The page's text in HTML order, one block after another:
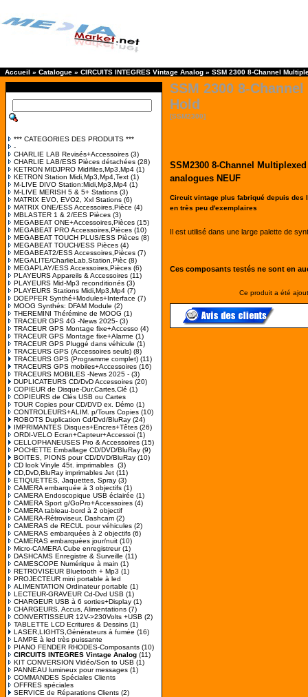
Accueil » Catalogue » CIRCUITS INTEGRES Vintage Analog » SSM 2300 8-Channel
*** CATEGORIES DES PRODUITS ***
-
CHARLIE LAB Revisés+Accessoires (3)
CHARLIE LAB/ESS Pièces détachées (28)
KETRON MIDJPRO Midifiles,Mp3,Mp4 (1)
KETRON Station Midi,Mp3,Mp4,Text (1)
M-LIVE DIVO Station:Midi,Mp3,Mp4 (1)
M-LIVE MERISH 5 & 5+ Stations (3)
MATRIX EVO, EVO2, Xxl Stations (6)
MATRIX ONE/ESS Accessoires,Pièce (4)
MBLASTER 1 & 2/EES Pièces (3)
MEGABEAT ONE+Accessoires,Pièces (15)
MEGABEAT PRO Accessoires,Pièces (10)
MEGABEAT TOUCH PLUS/ESS Pièces (8)
MEGABEAT TOUCH/ESS Pièces (4)
MEGABEAT2/ESS Accessoires,Pièces (7)
MEGALITE/CharlieLab,Station,Pièc (8)
MEGAPLAY/ESS Accessoires,Pièces (6)
PLAYEURS Appareils & Accessoires (11)
PLAYEURS Mid-Mp3 reconditionés (3)
PLAYEURS Stations Midi,Mp3,Mp4 (7)
DOEPFER Synthé+Modules+Interface (7)
MOOG Synthés: DFAM Module (2)
THEREMINI Thérémine de MOOG (1)
TRACEUR GPS 4G -News 2025- (3)
TRACEUR GPS Montage fixe+Accesso (4)
TRACEUR GPS Montage fixe+Alarme (1)
TRACEUR GPS Pluggé dans véhicule (1)
TRACEURS GPS (Accessoires seuls) (8)
TRACEURS GPS (Programme complet) (11)
TRACEURS GPS mobiles+Accessoires (16)
TRACEURS MOBILES -News 2025 - (3)
DUPLICATEURS CD/DvD Accessoires (20)
COPIEUR de Disque-Dur,Cartes,Clé (1)
COPIEURS de Clés USB ou Cartes
TOUR Copies pour CD/DVD ex. Démo (1)
CONTROLEURS+ALIM. p/Tours Copies (10)
ROBOTS Duplication Cd/Dvd/BluRay (24)
IMPRIMANTES Disques+Encres+Têtes (26)
ORDI-VELO Ecran+Capteur+Accessoi (1)
CELLOPHANEUSES Pro & Accessoires (15)
POCHETTE Emballage CD/DVD/BluRay (9)
BOITES, PIONS pour CD/DVD/BluRay (10)
CD look Vinyle 45t. imprimables (3)
CD,DvD,BluRay imprimables Jet (11)
ETIQUETTES, Jaquettes, Spray (3)
CAMERA embarquée à 3 objectifs (1)
CAMERA Endoscopique USB éclairée (1)
CAMERA Sport g/GoPro+Accessoires (4)
CAMERA tableau-bord à 2 objectif
CAMERA-Rétroviseur, Dashcam (2)
CAMERAS de RECUL pour véhicules (2)
CAMERAS embarquées à 2 objectifs (6)
CAMERAS embarquées jour/nuit (10)
Micro-CAMERA Cube enregistreur(1)
DASHCAMS Enregistre & Surveille (11)
CAMESCOPE Numérique à main (1)
RETROVISEUR Bluetooth + Mp3 (1)
PROJECTEUR mini portable à led
ALIMENTATION Ordinateur portable (1)
LECTEUR-GRAVEUR Cd-Dvd USB (1)
CHARGEUR USB à 6 sorties+Display (1)
CHARGEURS, Accus, Alimentations (7)
CONVERTISSEUR 12V->230Volts +USB (2)
TABLETTE LCD Ecritures & Dessins (1)
LASER,LIGHTS,Générateurs à fumée (16)
LAMPE à led très puissante
PIANO FENDER RHODES-Composants (10)
CIRCUITS INTEGRES Vintage Analog (11)
KIT CONVERSION Vidéo/Son to USB (1)
PANNEAU lumineux pour messages (1)
COMMANDES Spéciales Clients
OFFRES spéciales
SERVICE de Réparations Clients (2)
SSM 2300 8-
Hold
[SSM2300]
SSM2300 8-Channel
analogues NEUF
Circuit vintage plus fabriqué depuis
en très peu d'exemplaires
Il est utilisé dans une large palette de
Ces composants testés ne sont en
Ce produit a été